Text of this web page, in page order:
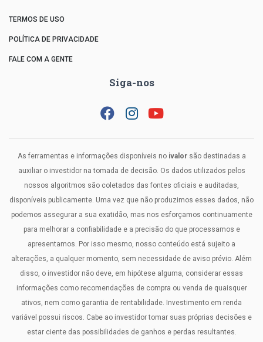
TERMOS DE USO
POLÍTICA DE PRIVACIDADE
FALE COM A GENTE
Siga-nos
As ferramentas e informações disponíveis no ivalorsão destinadas a
auxiliar o investidor na tomada de decisão. Os dados utilizados pelos
nossos algoritmos são coletados das fontes oficiais e auditadas,
disponíveis publicamente. Uma vez que não produzimos esses dados, não
podemos assegurar a sua exatidão, mas nos esforçamos continuamente
para melhorar a confiabilidade e a precisão do que processamos e
apresentamos. Por isso mesmo, nosso conteúdo está sujeito a
alterações, a qualquer momento, sem necessidade de aviso prévio. Além
disso, o investidor não deve, em hipótese alguma, considerar essas
informações como recomendações de compra ou venda de quaisquer
ativos, nem como garantia de rentabilidade. Investimento em renda
variável possui riscos. Cabe ao investidor tomar suas próprias decisões e
estar ciente das possibilidades de ganhos e perdas resultantes.